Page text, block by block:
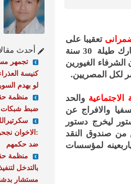
تعقيبا على
ما سمى بجمعة “مصر مش عزبة” لقد نجح الاخوان وببراعه فيما فشل فيه مبارك طيلة 30 سنة
الغيورين
المصريين.
والحد
والافراج عن
ليخرج دستور
صندوق النقد
باحتكار تياربعينه لمؤسسات
أحدث مقالات
تجمهر
كنيسة
لو بهدم السور!!
منظمة
ضبط شبكات
سكرتيراللجنة
:الاخوان
ضد حكمهم
منظمة
بالتدخل
مستشار بدشنا